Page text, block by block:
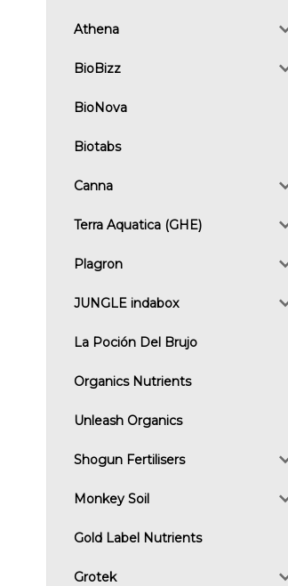
Athena
BioBizz
BioNova
Biotabs
Canna
Terra Aquatica (GHE)
Plagron
JUNGLE indabox
La Poción Del Brujo
Organics Nutrients
Unleash Organics
Shogun Fertilisers
Monkey Soil
Gold Label Nutrients
Grotek